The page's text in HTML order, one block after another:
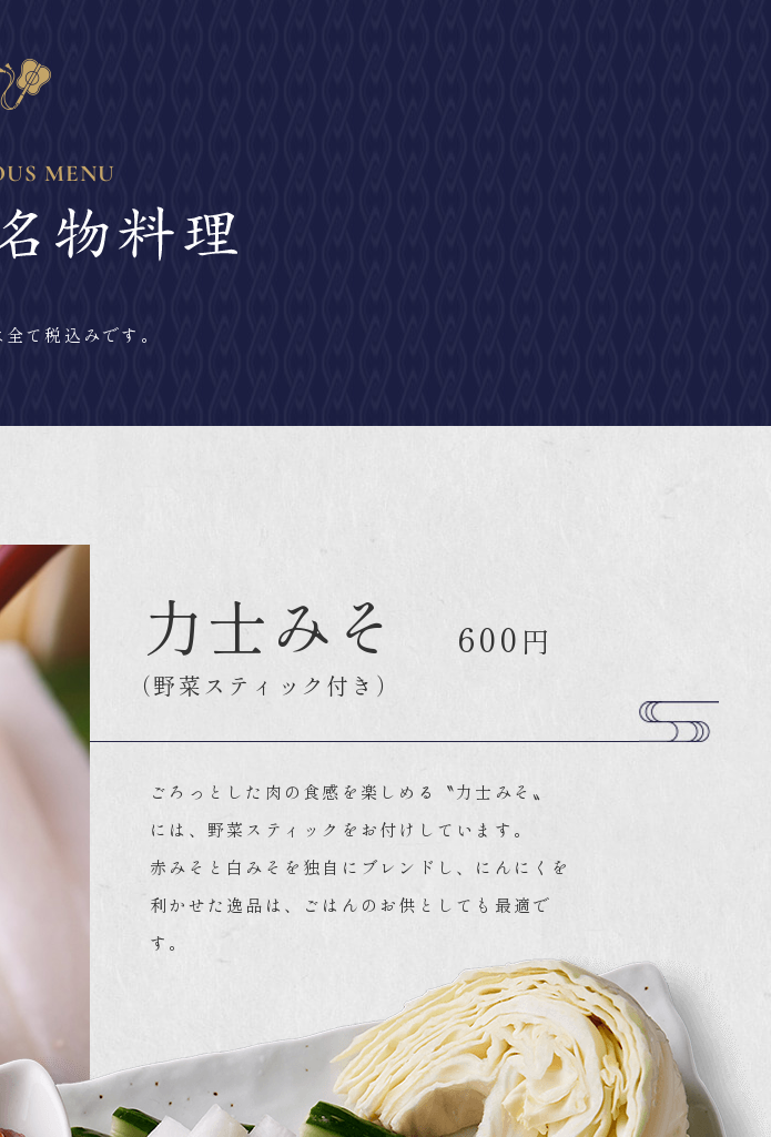
MENU
て税込みです。
力士みそ
（野菜スティック付き）
600 円
ごろっとした肉の食感を楽しめる〝力士みそ〟
には、野菜スティックをお付けしています。
赤みそと白みそを独自にブレンドし、にんにくを
利かせた逸品は、ごはんのお供としても最適で
す。